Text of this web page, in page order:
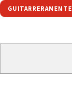
GUITARRERAMENTE